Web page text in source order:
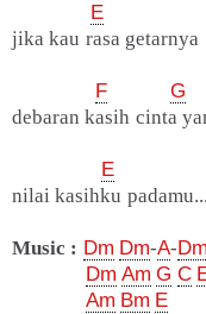
E
jika kau rasa getarnya
F G
debaran kasih cinta
E
nilai kasihku
Music : Dm Dm-A-Dm
Dm Am G C
Am Bm E